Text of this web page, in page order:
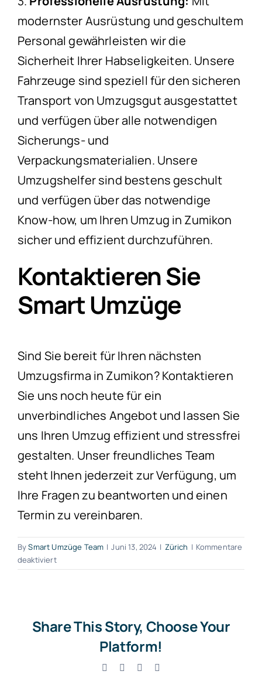
modernster Ausrüstung und geschultem
Personal gewährleisten wir die
Sicherheit Ihrer Habseligkeiten. Unsere
Fahrzeuge sind speziell für den sicheren
Transport von Umzugsgut ausgestattet
und verfügen über alle notwendigen
Sicherungs- und
Verpackungsmaterialien. Unsere
Umzugshelfer sind bestens geschult
und verfügen über das notwendige
Know-how, um Ihren Umzug in Zumikon
sicher und effizient durchzuführen.
Kontaktieren Sie
Smart Umzüge
Sind Sie bereit für Ihren nächsten
Umzugsfirma in Zumikon? Kontaktieren
Sie uns noch heute für ein
unverbindliches Angebot und lassen Sie
uns Ihren Umzug effizient und stressfrei
gestalten. Unser freundliches Team
steht Ihnen jederzeit zur Verfügung, um
Ihre Fragen zu beantworten und einen
Termin zu vereinbaren.
BySmart Umzüge Team | Juni 13, 2024 | Zürich | Kommentare
deaktiviertfür
Umzugsfirma
Share This Story, Choose Your
Platform!
Facebook LinkedIn